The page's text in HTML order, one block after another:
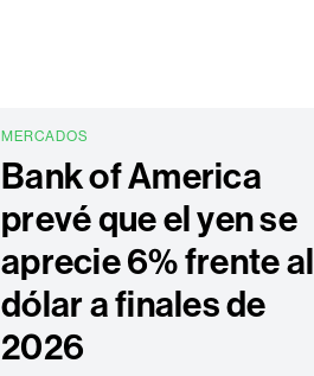
MERCADOS
Bank of America
prevé que el yen se
aprecie 6% frente al
dólar a finales de
2026